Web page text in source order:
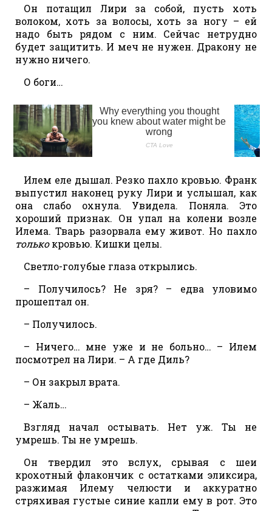
Он потащил Лири за собой, пусть хоть
волоком, хоть за волосы, хоть за ногу – ей
надо быть рядом с ним. Сейчас нетрудно
будет защитить. И меч не нужен. Дракону не
нужно ничего.
О боги…
Илем еле дышал. Резко пахло кровью. Франк
выпустил наконец руку Лири и услышал, как
она слабо охнула. Увидела. Поняла. Это
хороший признак. Он упал на колени возле
Илема. Тварь разорвала ему живот. Но пахло
толькокровью. Кишки целы.
Светло-голубые глаза открылись.
– Получилось? Не зря? – едва уловимо
прошептал он.
– Получилось.
– Ничего… мне уже и не больно… – Илем
посмотрел на Лири. – А где Диль?
– Он закрыл врата.
– Жаль…
Взгляд начал остывать. Нет уж. Ты не
умрешь. Ты не умрешь.
Он твердил это вслух, срывая с шеи
крохотный флакончик с остатками эликсира,
разжимая Илему челюсти и аккуратно
стряхивая густые синие капли ему в рот. Это